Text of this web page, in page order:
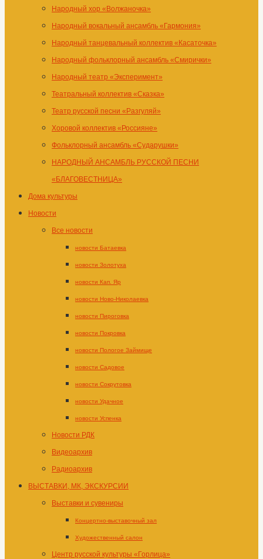
Народный хор «Волжаночка»
Народный вокальный ансамбль «Гармония»
Народный танцевальный коллектив «Касаточка»
Народный фольклорный ансамбль «Смирички»
Народный театр «Эксперимент»
Театральный коллектив «Сказка»
Театр русской песни «Разгуляй»
Хоровой коллектив «Россияне»
Фольклорный ансамбль «Сударушки»
НАРОДНЫЙ АНСАМБЛЬ РУССКОЙ ПЕСНИ
«БЛАГОВЕСТНИЦА»
Дома культуры
Новости
Все новости
новости Батаевка
новости Золотуха
новости Кап. Яр
новости Ново-Николаевка
новости Пироговка
новости Покровка
новости Пологое Займище
новости Садовое
новости Сокрутовка
новости Удачное
новости Успенка
Новости РДК
Видеоархив
Радиоархив
ВЫСТАВКИ, МК, ЭКСКУРСИИ
Выставки и сувениры
Концертно-выставочный зал
Художественный салон
Центр русской культуры «Горлица»